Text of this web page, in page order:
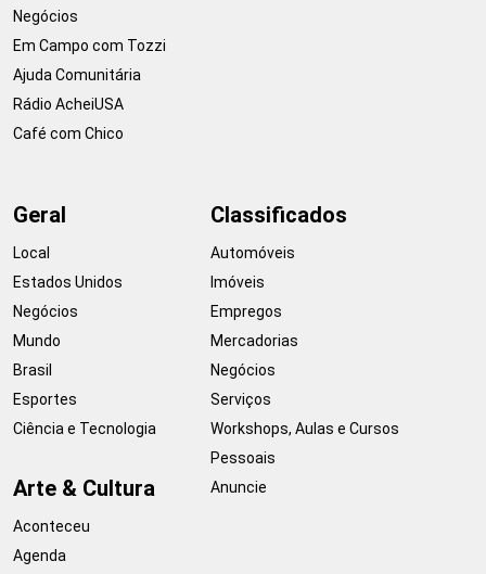
Negócios
Em Campo com Tozzi
Ajuda Comunitária
Rádio AcheiUSA
Café com Chico
Geral
Local
Estados Unidos
Negócios
Mundo
Brasil
Esportes
Ciência e Tecnologia
Arte & Cultura
Aconteceu
Agenda
Classificados
Automóveis
Imóveis
Empregos
Mercadorias
Negócios
Serviços
Workshops, Aulas e Cursos
Pessoais
Anuncie